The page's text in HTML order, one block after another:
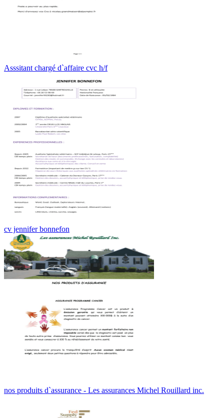
Asssitant chargé d`affaire cvc h/f
cv jennifer bonnefon
nos produits d`assurance - Les assurances Michel Rouillard inc.